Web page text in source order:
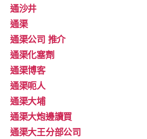
通沙井
通渠
通渠公司 推介
通渠化塞劑
通渠博客
通渠呃人
通渠大埔
通渠大炮邊讀買
通渠大王分部公司